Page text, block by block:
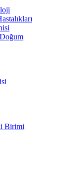
Birimi